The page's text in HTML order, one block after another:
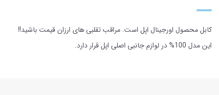
کابل محصول اورجینال اپل است. مراقب تقلبی های ارزان قیمت باشید!!
این مدل 100% در لوازم جانبی اصلی اپل قرار دارد.